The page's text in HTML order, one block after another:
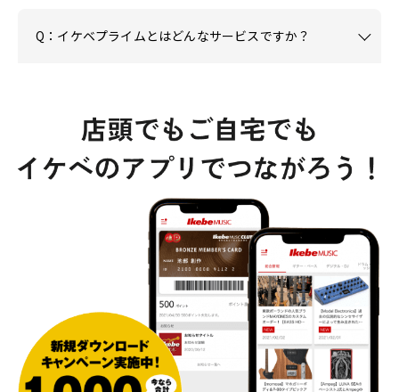
Q：イケベプライムとはどんなサービスですか？